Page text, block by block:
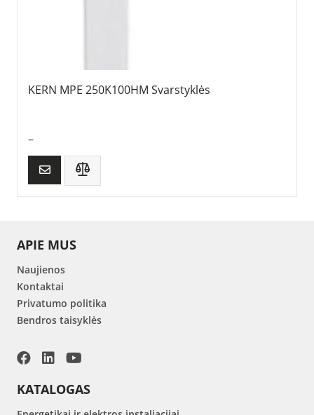
KERN MPE 250K100HM Svarstyklės
–
APIE MUS
Naujienos
Kontaktai
Privatumo politika
Bendros taisyklės
KATALOGAS